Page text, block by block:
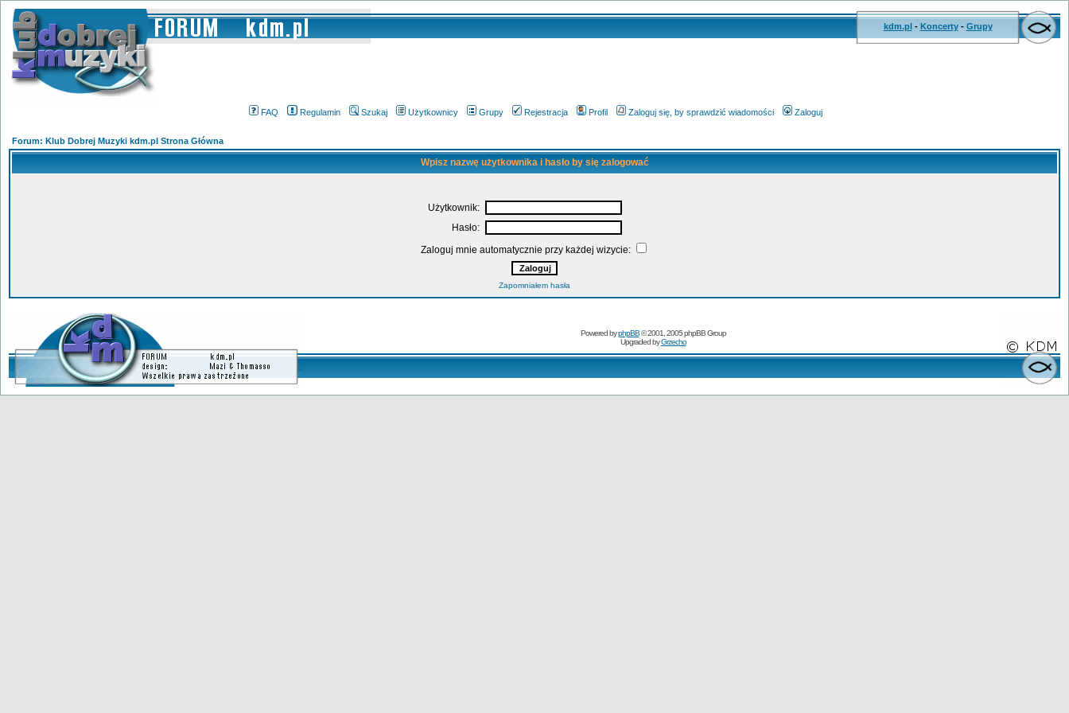
kdm.pl- Koncerty- Grupy
FAQ Regulamin Szukaj Użytkownicy Grupy Rejestracja Profil Zaloguj się, by sprawdzić wiadomości Zaloguj
Forum: Klub Dobrej Muzyki kdm.pl Strona Główna
Wpisz nazwę użytkownika i hasło by się zalogować
Użytkownik:
Hasło:
Zaloguj mnie automatycznie przy każdej wizycie:
Zapomniałem hasła
Powered byphpBB© 2001, 2005 phpBB Group
Upgraded byGrzecho